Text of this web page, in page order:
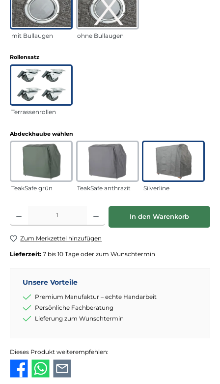
mit Bullaugen ohne Bullaugen
Rollensatzauswählen
Terrassenrollen
Abdeckhaube wählen
TeakSafe grün TeakSafe anthrazit Silverline
Produkt Anzahl: Gib den gewünschten Wert ein oder benutze die
In den Warenkorb
Zum Merkzettel hinzufügen
Lieferzeit: 7 bis 10 Tage oder zum Wunschtermin
Unsere Vorteile
Premium Manufaktur – echte Handarbeit
Persönliche Fachberatung
Lieferung zum Wunschtermin
Dieses Produkt weiterempfehlen: